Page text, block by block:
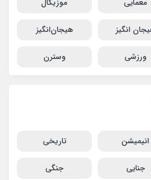
معمایی موزیکال
انگیز هیجان‌انگیز
ورزشی وسترن
انیمیشن تاریخی
جنایی جنگی